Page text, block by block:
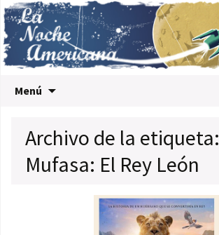
Menú
Archivo de la etiqueta:
Mufasa: El Rey León